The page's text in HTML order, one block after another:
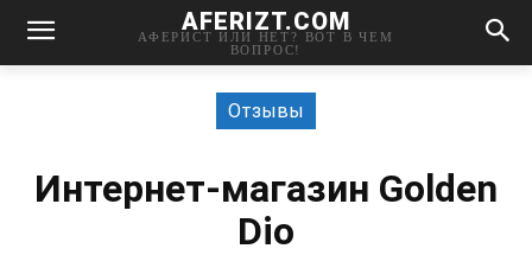
AFERIZT.COM
АФЕРИСТ ИЛИ НЕТ? ВОТ В ЧЕМ
ВОПРОС!
Отзывы
Интернет-магазин Golden
Dio